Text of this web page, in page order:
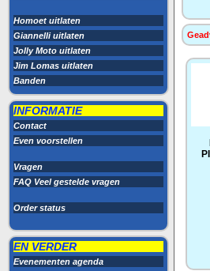
Homoet uitlaten
Giannelli uitlaten
Jolly Moto uitlaten
Jim Lomas uitlaten
Banden
INFORMATIE
Contact
Even voorstellen
Vragen
FAQ Veel gestelde vragen
Order status
EN VERDER
Evenementen agenda